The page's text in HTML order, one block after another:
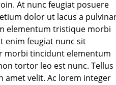
At nunc feugiat posuere
dolor ut lacus a
elementum tristique morbi
enim feugiat nunc sit
morbi tincidunt elementum
tortor leo est nunc. Tellus
amet velit. Ac lorem integer